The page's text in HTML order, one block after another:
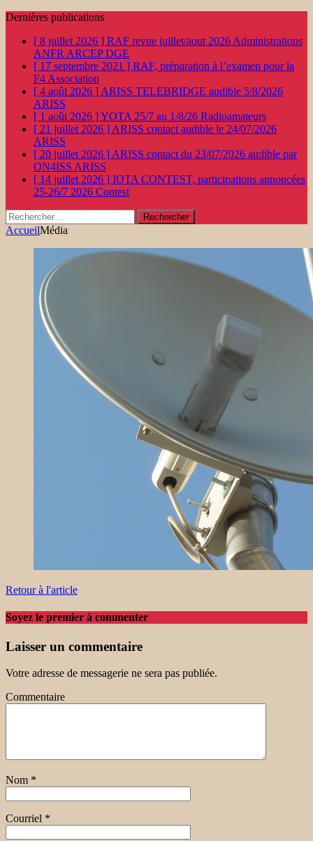
Dernières publications
[ 8 juillet 2026 ] RAF revue juillet/aout 2026 Administrations
ANFR ARCEP DGE
[ 17 septembre 2021 ] RAF, préparation à l’examen pour la
F4 Association
[ 4 août 2026 ] ARISS TELEBRIDGE audible 5/8/2026
ARISS
[ 1 août 2026 ]YOTA 25/7 au 1/8/26 Radioamateurs
[ 21 juillet 2026 ] ARISS contact audible le 24/07/2026
ARISS
[ 20 juillet 2026 ] ARISS contact du 23/07/2026 audible par
ON4ISS ARISS
[ 14 juillet 2026 ] IOTA CONTEST, participations annoncées
25-26/7 2026 Contest
Rechercher :
AccueilMédia
Retour à l'article
Soyez le premier à commenter
Laisser un commentaire
Votre adresse de messagerie ne sera pas publiée.
Commentaire
Nom *
Courriel *